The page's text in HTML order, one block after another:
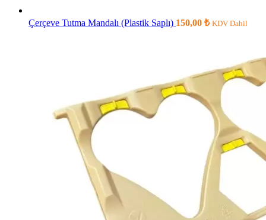
Çerçeve Tutma Mandalı (Plastik Saplı) 150,00 ₺ KDV Dahil